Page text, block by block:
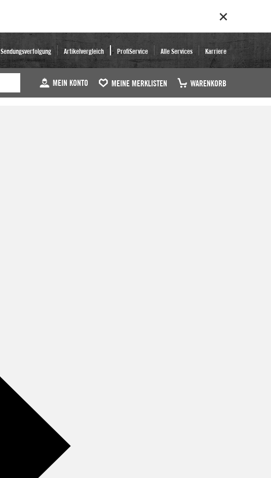
Sendungsverfolgung Artikelvergleich ProfiService Alle Services Karriere
MEIN KONTO MEINE MERKLISTEN WARENKORB